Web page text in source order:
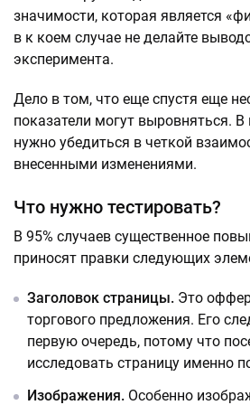
значимости, которая является
в к коем случае не делайте
эксперимента.
Дело в том, что еще спустя еще
показатели могут выровняться. В
нужно убедиться в четкой
внесенными изменениями.
Что нужно тестировать?
В 95% случаев существенное
приносят правки следующих
Заголовок страницы. Это
торгового предложения. Его
первую очередь, потому что
исследовать страницу именно
Изображения. Особенно